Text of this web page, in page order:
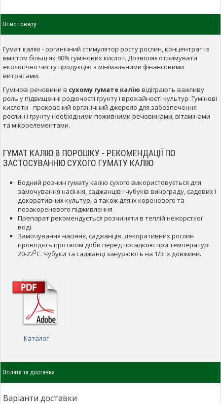
Опис товару
Гумат калію - органічний стимулятор росту рослин, концентрат із
вмістом більш як 80% гумінових кислот. Дозволяє отримувати
екологічно чисту продукцію з мінімальними фінансовими
витратами.
Гумінові речовини в сухому гумате калію відіграють важливу
роль у підвищенні родючості грунту і врожайності культур. Гумінові
кислоти - прекрасний органічний джерело для забезпечення
рослин і грунту необхідними поживними речовинами, вітамінами
та мікроелементами.
ГУМАТ КАЛІЮ В ПОРОШКУ - РЕКОМЕНДАЦІЇ ПО
ЗАСТОСУВАННЮ СУХОГО ГУМАТУ КАЛІЮ
Водний розчин гумату калію сухого використовується для
замочування насіння, саджанців і чубуків винограду, садових і
декоративних культур, а також для їх кореневого та
позакореневого підживлення.
Препарат рекомендується розчиняти в теплій нежорсткої
воді.
Замочування насіння, саджанців, декоративних рослин
проводять протягом доби перед посадкою при температурі
20-220С. Чубуки та саджанці занурюють на 1/3 їх довжини.
Каталог
Оплата та доставка
Варіанти доставки